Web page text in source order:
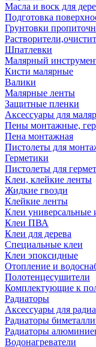
Масла и воск для
Подготовка
Грунтовки
Шпатлевки
Малярный
Кисти малярные
Валики
Малярные ленты
Защитные пленки
Аксессуары для
Пены монтажные,
Пена монтажная
Пистолеты для
Герметики
Пистолеты для
Клеи, клейкие ленты
Жидкие гвозди
Клейкие ленты
Клеи универсальные
Клеи ПВА
Клеи для дерева
Специальные клеи
Клеи эпоксидные
Отопление и
Полотенцесушители
Комплектующие к
Радиаторы
Аксессуары для
Радиаторы
Радиаторы
Водонагреватели